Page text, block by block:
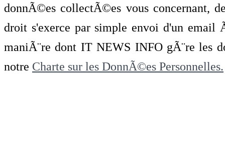
donnÃ©es collectÃ©es vous concernant,
droit s'exerce par simple envoi d'un
maniÃ¨re dont IT NEWS INFO gÃ¨re les
notre Charte sur les DonnÃ©es Personnelles.